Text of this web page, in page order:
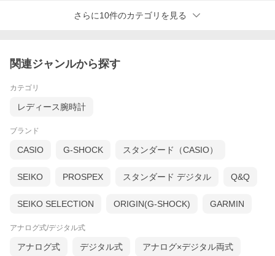
さらに10件のカテゴリを見る
関連ジャンルから探す
カテゴリ
レディース腕時計
ブランド
CASIO G-SHOCK スタンダード（CASIO）
SEIKO PROSPEX スタンダード デジタル Q&Q
SEIKO SELECTION ORIGIN(G-SHOCK) GARMIN
アナログ式/デジタル式
アナログ式 デジタル式 アナログ×デジタル両式